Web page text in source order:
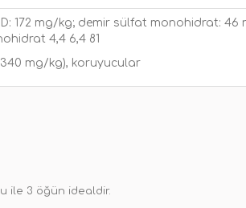
D: 172 mg/kg; demir sülfat monohidrat:
4,4 6,4 81
mg/kg), koruyucular
ile 3 öğün idealdir.